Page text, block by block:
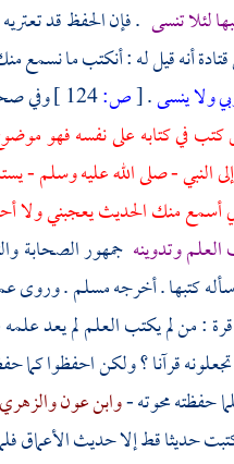
لئلا تنسى . فإن الحفظ قد
قتادةأنه قيل له : أنكتب ما نسمع
ولا ينسى.
[ص: وفي
كتب في كتابه على نفسه فهو
النبي - صلى الله عليه وسلم -
منك الحديث يعجبني ولا
وتدوينه جمهور الصحابة
كتبها . أخرجهمسلم. وروى
: من لم يكتب العلم لم يعد
قرآنا ؟ ولكن احفظوا كما
حفظته محوته -وابن عونوالزهري
حديثا قط إلا حديث الأعماق